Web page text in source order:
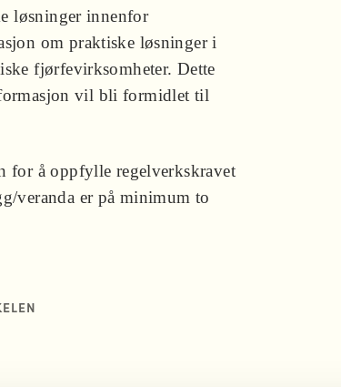
løsninger innenfor
om praktiske løsninger i
fjørfevirksomheter. Dette
vil bli formidlet til
for å oppfylle regelverkskravet
veranda er på minimum to